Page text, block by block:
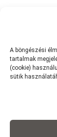
A böngészési
tartalmak
(cookie)
sütik
Szállítunk: